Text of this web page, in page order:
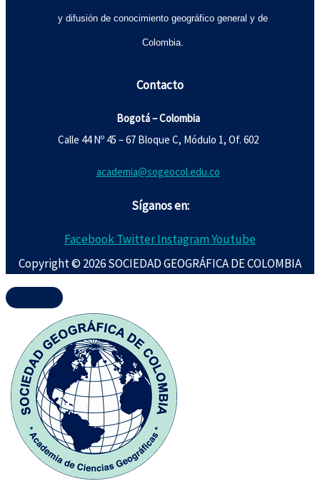
y difusión de conocimiento geográfico general y de
Colombia.
Contacto
Bogotá – Colombia
Calle 44 Nº 45 – 67 Bloque C, Módulo 1, Of. 602
academia@sogeocol.edu.co
Síganos en:
FacebookTwitterInstagramYoutube
Copyright © 2026 SOCIEDAD GEOGRÁFICA DE COLOMBIA